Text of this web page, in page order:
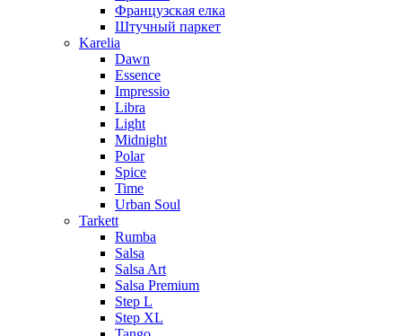
Французская елка
Штучный паркет
Karelia
Dawn
Essence
Impressio
Libra
Light
Midnight
Polar
Spice
Time
Urban Soul
Tarkett
Rumba
Salsa
Salsa Art
Salsa Premium
Step L
Step XL